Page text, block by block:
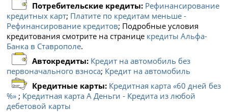
Потребительские кредиты: Рефинансирование
кредитных карт; Платите по кредитам меньше -
Рефинансирование кредитов; Подробные условия
кредитования смотрите на странице кредиты Альфа-
Банка в Ставрополе.
Автокредиты: Кредит на автомобиль без
первоначального взноса; Кредит на автомобиль
Кредитные карты: Кредитная карта «60 дней без
%» ; Кредитная карта А Деньги - Кредита из любой
дебетовой карты